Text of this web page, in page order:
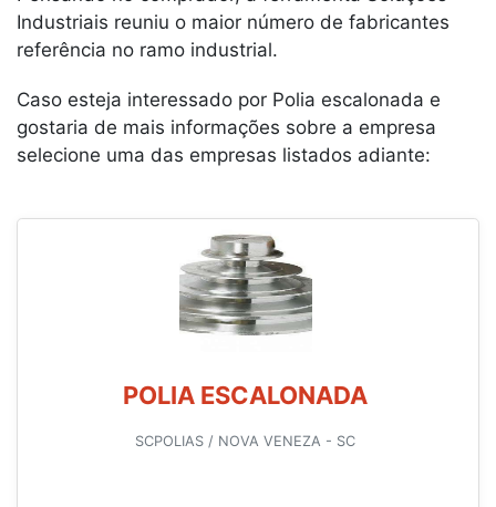
Industriais reuniu o maior número de fabricantes
referência no ramo industrial.
Caso esteja interessado por Polia escalonada e
gostaria de mais informações sobre a empresa
selecione uma das empresas listados adiante:
POLIA ESCALONADA
SCPOLIAS / NOVA VENEZA - SC